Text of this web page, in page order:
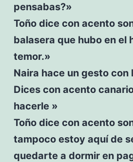
pensabas?»
Toño dice con acento
balasera que hubo en el
temor.»
Naira hace un gesto con
Dices con acento
hacerle »
Toño dice con acento
tampoco estoy aquí de
quedarte a dormir en